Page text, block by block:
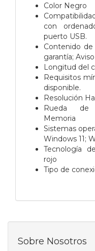
Color Negro
con
puerto USB.
Contenido de
garantía;
Longitud del
Requisitos
disponible.
Resolución
Rueda de
Memoria
Sistemas
Windows 11;
Tecnología
rojo
Tipo de
Sobre Nosotros